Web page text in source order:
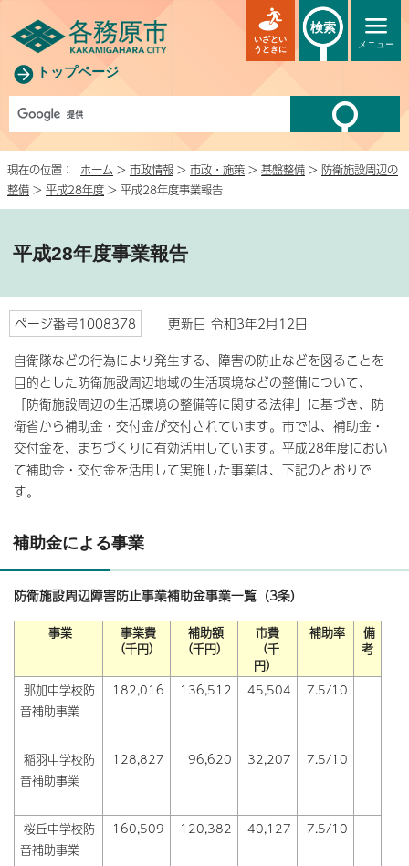
トップページ
メニュー
いざとい
うときに
検索
現在の位置： ホーム > 市政情報 > 市政・施策 > 基盤整備 > 防衛施設周辺の
整備 > 平成28年度 > 平成28年度事業報告
平成28年度事業報告
ページ番号1008378
更新日 令和3年2月12日
自衛隊などの行為により発生する、障害の防止などを図ることを
目的とした防衛施設周辺地域の生活環境などの整備について、
「防衛施設周辺の生活環境の整備等に関する法律」に基づき、防
衛省から補助金・交付金が交付されています。市では、補助金・
交付金を、まちづくりに有効活用しています。平成28年度におい
て補助金・交付金を活用して実施した事業は、下記のとおりで
す。
補助金による事業
防衛施設周辺障害防止事業補助金事業一覧（3条）
事業
事業費
（千円）
補助額
（千円）
市費
（千
円）
補助率
備
考
那加中学校防
音補助事業
182,016 136,512 45,504 7.5/10
稲羽中学校防
音補助事業
128,827 96,620 32,207 7.5/10
桜丘中学校防
音補助事業
160,509 120,382 40,127 7.5/10